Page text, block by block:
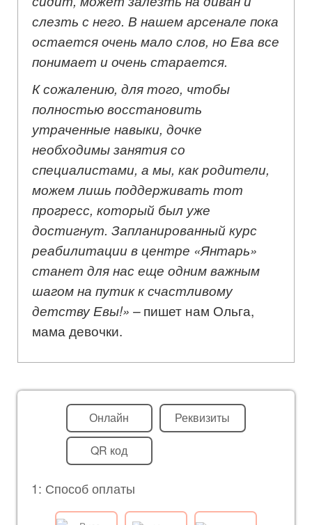
слезть с него. В нашем арсенале пока
остается очень мало слов, но Ева все
понимает и очень старается.
К сожалению, для того, чтобы
полностью восстановить
утраченные навыки, дочке
необходимы занятия со
специалистами, а мы, как родители,
можем лишь поддерживать тот
прогресс, который был уже
достигнут. Запланированный курс
реабилитации в центре «Янтарь»
станет для нас еще одним важным
шагом на путик к счастливому
детству Евы!» –пишет нам Ольга,
мама девочки.
Онлайн Реквизиты
QR код
1: Способ оплаты